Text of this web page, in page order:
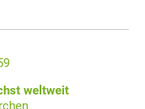
weltweit